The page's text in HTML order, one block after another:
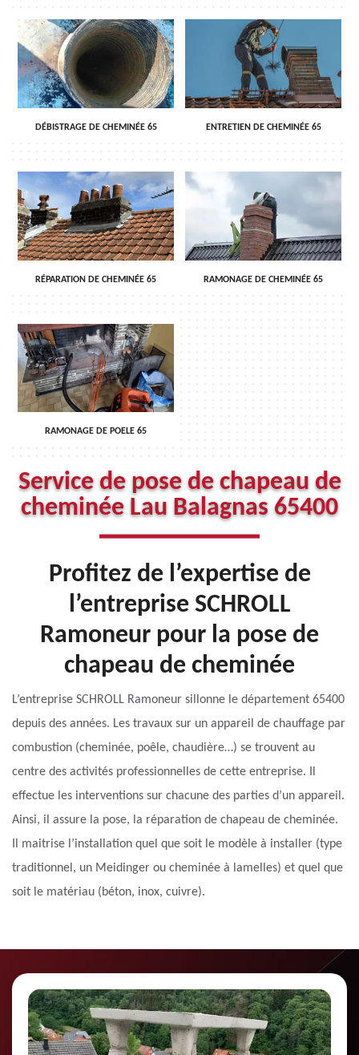
DÉBISTRAGE DE CHEMINÉE 65 ENTRETIEN DE CHEMINÉE 65
RÉPARATION DE CHEMINÉE 65 RAMONAGE DE CHEMINÉE 65
RAMONAGE DE POELE 65
Service de pose de chapeau de
cheminée Lau Balagnas 65400
Profitez de l’expertise de
l’entreprise SCHROLL
Ramoneur pour la pose de
chapeau de cheminée
L’entreprise SCHROLL Ramoneur sillonne le département 65400
depuis des années. Les travaux sur un appareil de chauffage par
combustion (cheminée, poêle, chaudière…) se trouvent au
centre des activités professionnelles de cette entreprise. Il
effectue les interventions sur chacune des parties d’un appareil.
Ainsi, il assure la pose, la réparation de chapeau de cheminée.
Il maitrise l’installation quel que soit le modèle à installer (type
traditionnel, un Meidinger ou cheminée à lamelles) et quel que
soit le matériau (béton, inox, cuivre).